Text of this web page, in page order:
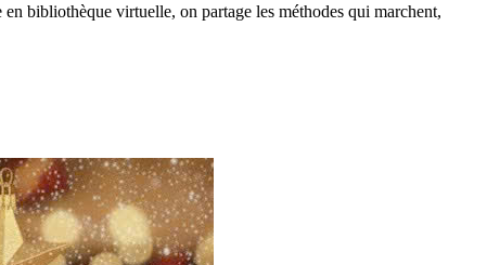
bibliothèque virtuelle, on partage les méthodes qui marchent,